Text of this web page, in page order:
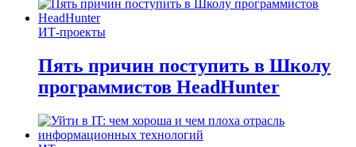
ИТ-проекты
Пять причин поступить в Школу
программистов HeadHunter